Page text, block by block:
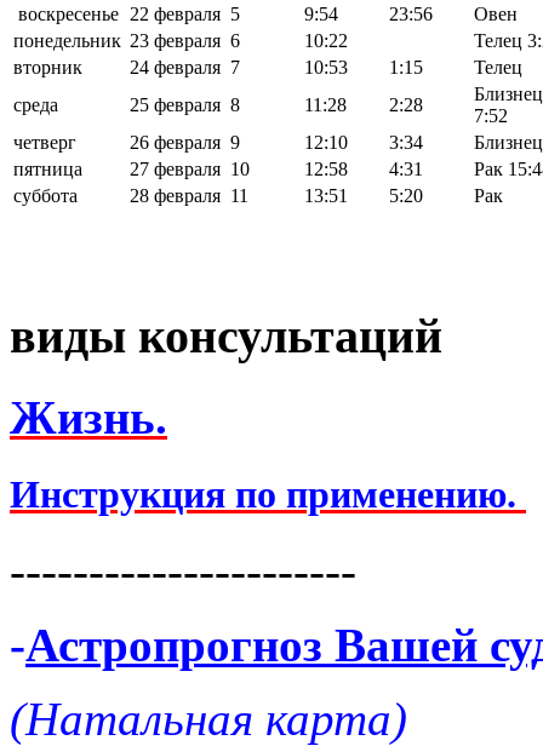
воскресенье 22 февраля 5 9:54 23:56
Овен
понедельник 23 февраля 6 10:22
Телец
вторник
24 февраля 7 10:53 1:15
Телец
среда
25 февраля 8 11:28 2:28
7:52
четверг
26 февраля 9 12:10 3:34
пятница
27 февраля 10 12:58 4:31
Рак
суббота
28 февраля 11 13:51 5:20 Рак
виды консультаций
Жизнь.
Инструкция по применению.
----------------------
-Астропрогноз Вашей
(Натальная карта)